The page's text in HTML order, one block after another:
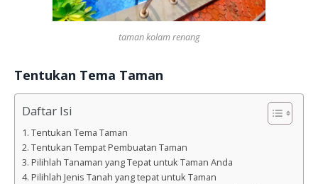
taman kolam renang
Tentukan Tema Taman
Daftar Isi
Tentukan Tema Taman
Tentukan Tempat Pembuatan Taman
Pilihlah Tanaman yang Tepat untuk Taman Anda
Pilihlah Jenis Tanah yang tepat untuk Taman